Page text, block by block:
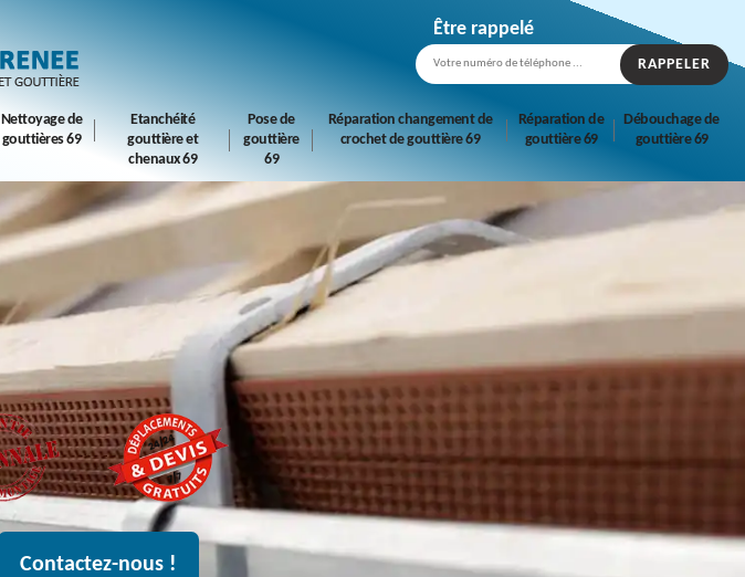
Être rappelé
Nettoyage de
gouttières 69
Etanchéité
gouttière et
chenaux 69
Pose de
gouttière
69
Réparation changement de
crochet de gouttière 69
Réparation de
gouttière 69
Débouchage de
gouttière 69
Contactez-nous !